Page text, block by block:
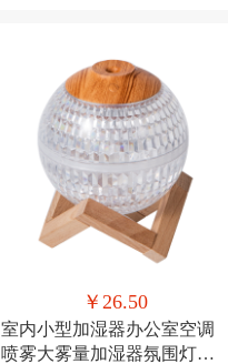
￥26.50
室内小型加湿器办公室空调
喷雾大雾量加湿器氛围灯